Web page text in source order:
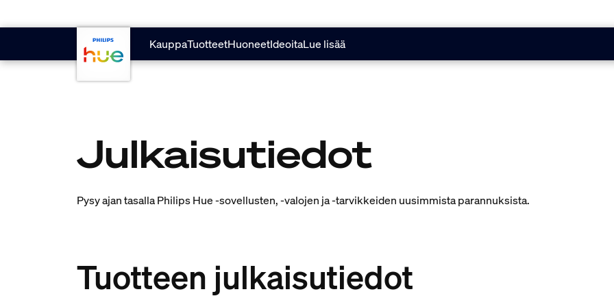
KauppaTuotteetHuoneetIdeoitaLue lisää
Julkaisutiedot
Pysy ajan tasalla Philips Hue -sovellusten, -valojen ja -tarvikkeiden uusimmista parannuksista.
Tuotteen julkaisutiedot